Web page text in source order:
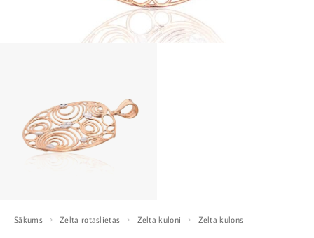
Sākums Zelta rotaslietas Zelta kuloni Zelta kulons